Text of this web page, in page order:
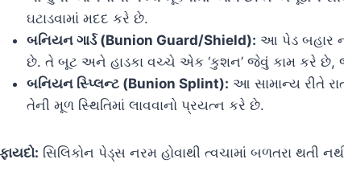
ઘટાડવામાં મદદ કરે છે.
બનિયન ગાર્ડ (Bunion Guard/Shield): આ પેડ બહાર
છે. તે બૂટ અને હાડકા વચ્ચે એક ‘કુશન’ જેવું કામ કરે છે,
બનિયન સ્પ્લિન્ટ (Bunion Splint): આ સામાન્ય રીતે
તેની મૂળ સ્થિતિમાં લાવવાનો પ્રયત્ન કરે છે.
ફાયદો: સિલિકોન પેડ્સ નરમ હોવાથી ત્વચામાં બળતરા થતી